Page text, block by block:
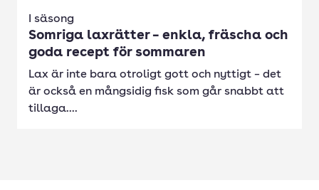
I säsong
Somriga laxrätter – enkla, fräscha och
goda recept för sommaren
Lax är inte bara otroligt gott och nyttigt – det
är också en mångsidig fisk som går snabbt att
tillaga....